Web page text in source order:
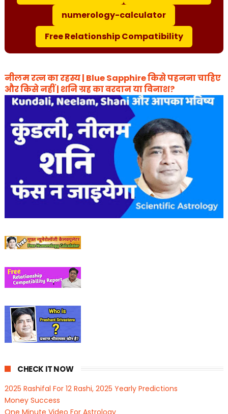
numerology-calculator
Free Relationship Compatibility
नीलम रत्न का रहस्य | Blue Sapphire किसे पहनना चाहिए
और किसे नहीं | शनि ग्रह का वरदान या विनाश?
CHECK IT NOW
2025 Rashifal For 12 Rashi, 2025 Yearly Predictions
Money Success
One Minute Video For Astrology